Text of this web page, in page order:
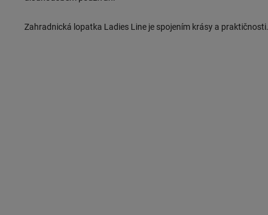
Zahradnická lopatka Ladies Line je spojením krásy a praktičnosti.